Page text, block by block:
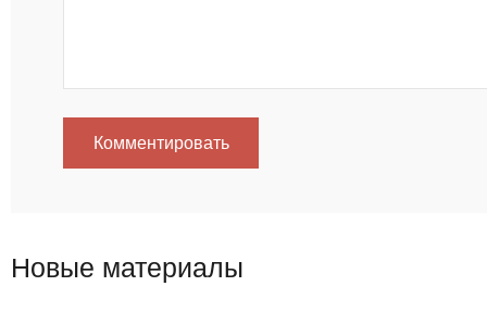
Комментировать
Новые материалы